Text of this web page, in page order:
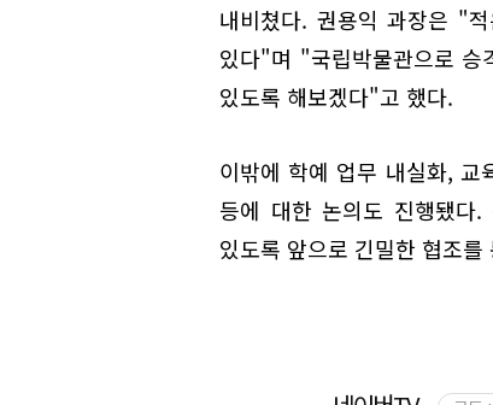
내비쳤다. 권용익 과장은 "
있다"며 "국립박물관으로
있도록 해보겠다"고 했다.
이밖에 학예 업무 내실화,
등에 대한 논의도 진행됐다
있도록 앞으로 긴밀한 협조